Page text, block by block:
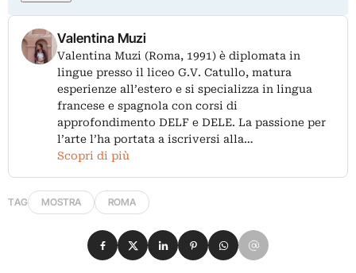
Valentina Muzi
Valentina Muzi (Roma, 1991) è diplomata in
lingue presso il liceo G.V. Catullo, matura
esperienze all’estero e si specializza in lingua
francese e spagnola con corsi di
approfondimento DELF e DELE. La passione per
l’arte l’ha portata a iscriversi alla…
Scopri di più
TAG MOSTRA ROMA
Condividi su Facebook
Condividi su X
Condividi su LinkedIn
Condividi su Pinterest
Condividi su WhatsApp
Condividi su Email